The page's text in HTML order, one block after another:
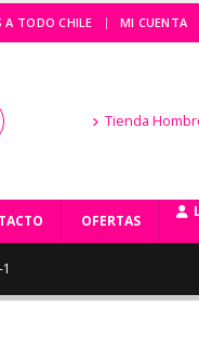
TODO CHILE | MI CUENTA
Tienda
OFERTAS